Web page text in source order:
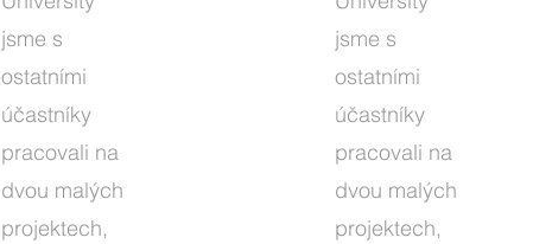
jsme s
ostatními
účastníky
pracovali na
dvou malých
projektech,
jsme s
ostatními
účastníky
pracovali na
dvou malých
projektech,